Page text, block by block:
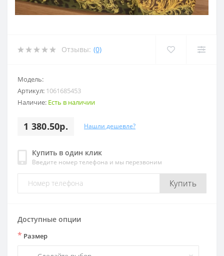
Отзывы: (0)
Модель:
Артикул: 1061685453
Наличие: Есть в наличии
1 380.50р. Нашли дешевле?
Купить в один клик
Введите номер телефона и мы перезвоним
Купить
Доступные опции
* Размер